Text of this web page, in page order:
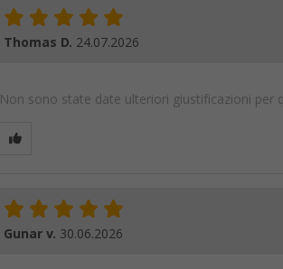
Thomas D. 24.07.2026
Non sono state date ulteriori giustificazioni per
Gunar v. 30.06.2026